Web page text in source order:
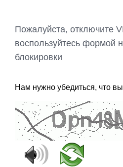
Пожалуйста, отключите
воспользуйтесь формой
блокировки
Нам нужно убедиться, что